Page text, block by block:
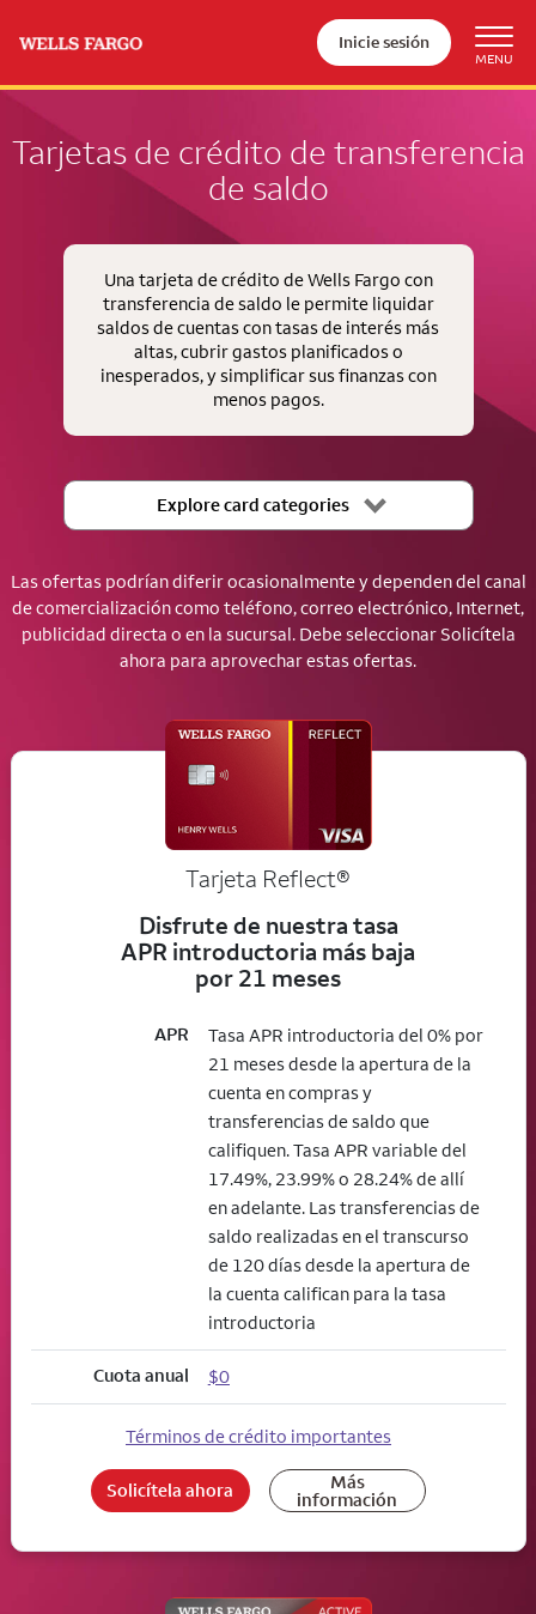
Inicie sesión
Tarjetas de crédito de transferencia
de saldo
Una tarjeta de crédito de Wells Fargo con
transferencia de saldo le permite liquidar
saldos de cuentas con tasas de interés más
altas, cubrir gastos planificados o
inesperados, y simplificar sus finanzas con
menos pagos.
Explore card categories
Las ofertas podrían diferir ocasionalmente y dependen del canal
de comercialización como teléfono, correo electrónico, Internet,
publicidad directa o en la sucursal. Debe seleccionar Solicítela
ahora para aprovechar estas ofertas.
Tarjeta Reflect®
Disfrute de nuestra tasa
APR introductoria más baja
por 21 meses
APR
Tasa APR introductoria del 0% por
21 meses desde la apertura de la
cuenta en compras y
transferencias de saldo que
califiquen. Tasa APR variable del
17.49%, 23.99% o 28.24% de allí
en adelante. Las transferencias de
saldo realizadas en el transcurso
de 120 días desde la apertura de
la cuenta califican para la tasa
introductoria
Cuota anual $0
Términos de crédito importantes
Solicítela ahora Más
información